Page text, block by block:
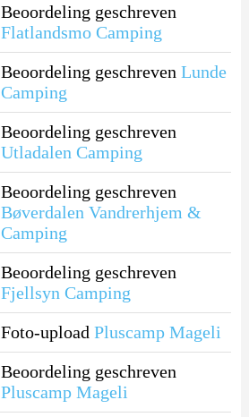
Beoordeling geschreven
Flatlandsmo Camping
Beoordeling geschreven Lunde
Camping
Beoordeling geschreven
Utladalen Camping
Beoordeling geschreven
Bøverdalen Vandrerhjem &
Camping
Beoordeling geschreven
Fjellsyn Camping
Foto-upload Pluscamp Mageli
Beoordeling geschreven
Pluscamp Mageli